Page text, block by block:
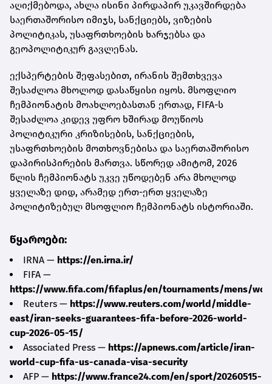
აღიქმებოდა, ახლა ისინი პირდაპირ უკავშირდება
საერთაშორისო იმიჯს, სანქციებს, ვიზების
პოლიტიკას, უსაფრთხოების ხარჯებსა და
გეოპოლიტიკურ გავლენას.
ექსპერტების შეფასებით, ირანის შემთხვევა
შესაძლოა მხოლოდ დასაწყისი იყოს. მსოფლიო
ჩემპიონატის მოახლოებასთან ერთად, FIFA-ს
შესაძლოა კიდევ უფრო ხშირად მოუწიოს
პოლიტიკური კრიზისების, სანქციების,
უსაფრთხოების მოთხოვნებისა და საერთაშორისო
დაპირისპირების მართვა. სწორედ ამიტომ, 2026
წლის ჩემპიონატს უკვე უწოდებენ არა მხოლოდ
ყველაზე დიდ, არამედ ერთ-ერთ ყველაზე
პოლიტიზებულ მსოფლიო ჩემპიონატს ისტორიაში.
წყაროები:
IRNA — https://en.irna.ir/
FIFA —
https://www.fifa.com/fifaplus/en/tournaments/mens/
Reuters — https://www.reuters.com/world/middle-
east/iran-seeks-guarantees-fifa-before-2026-world-
cup-2026-05-15/
Associated Press — https://apnews.com/article/iran-
world-cup-fifa-us-canada-visa-security
AFP — https://www.france24.com/en/sport/20260515-